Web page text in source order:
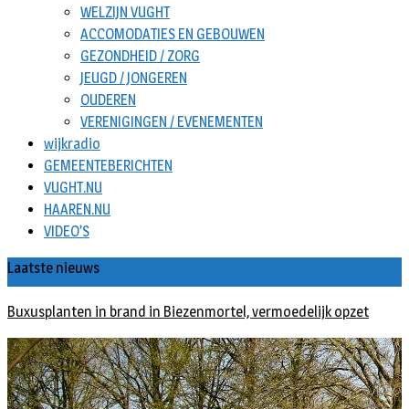
WELZIJN VUGHT
ACCOMODATIES EN GEBOUWEN
GEZONDHEID / ZORG
JEUGD / JONGEREN
OUDEREN
VERENIGINGEN / EVENEMENTEN
wijkradio
GEMEENTEBERICHTEN
VUGHT.NU
HAAREN.NU
VIDEO’S
Laatste nieuws
Buxusplanten in brand in Biezenmortel, vermoedelijk opzet